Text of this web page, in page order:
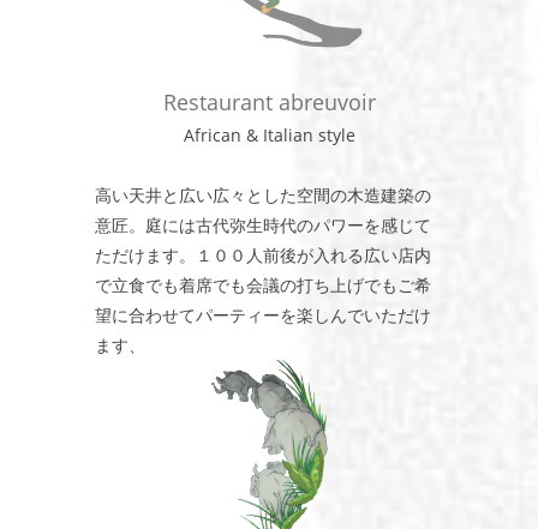
Restaurant abreuvoir
African & Italian style
高い天井と広い広々とした空間の木造建築の
意匠。庭には古代弥生時代のパワーを感じて
ただけます。１００人前後が入れる広い店内
で立食でも着席でも会議の打ち上げでもご希
望に合わせてパーティーを楽しんでいただけ
ます、